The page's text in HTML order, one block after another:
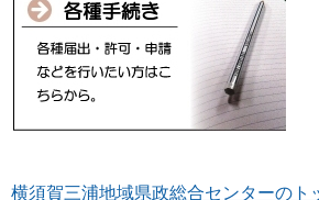
横須賀三浦地域県政総合センターのト